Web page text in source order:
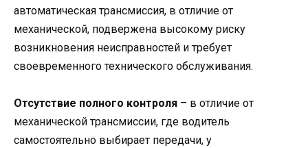
автоматическая трансмиссия, в отличие от
механической, подвержена высокому риску
возникновения неисправностей и требует
своевременного технического обслуживания.
Отсутствие полного контроля – в отличие от
механической трансмиссии, где водитель
самостоятельно выбирает передачи, у